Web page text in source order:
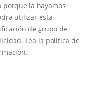
la hayamos
utilizar esta
de grupo de
Lea la política de